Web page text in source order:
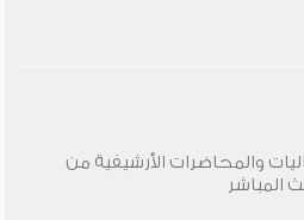
والمحاضرات الأرشيفية من
المباشر